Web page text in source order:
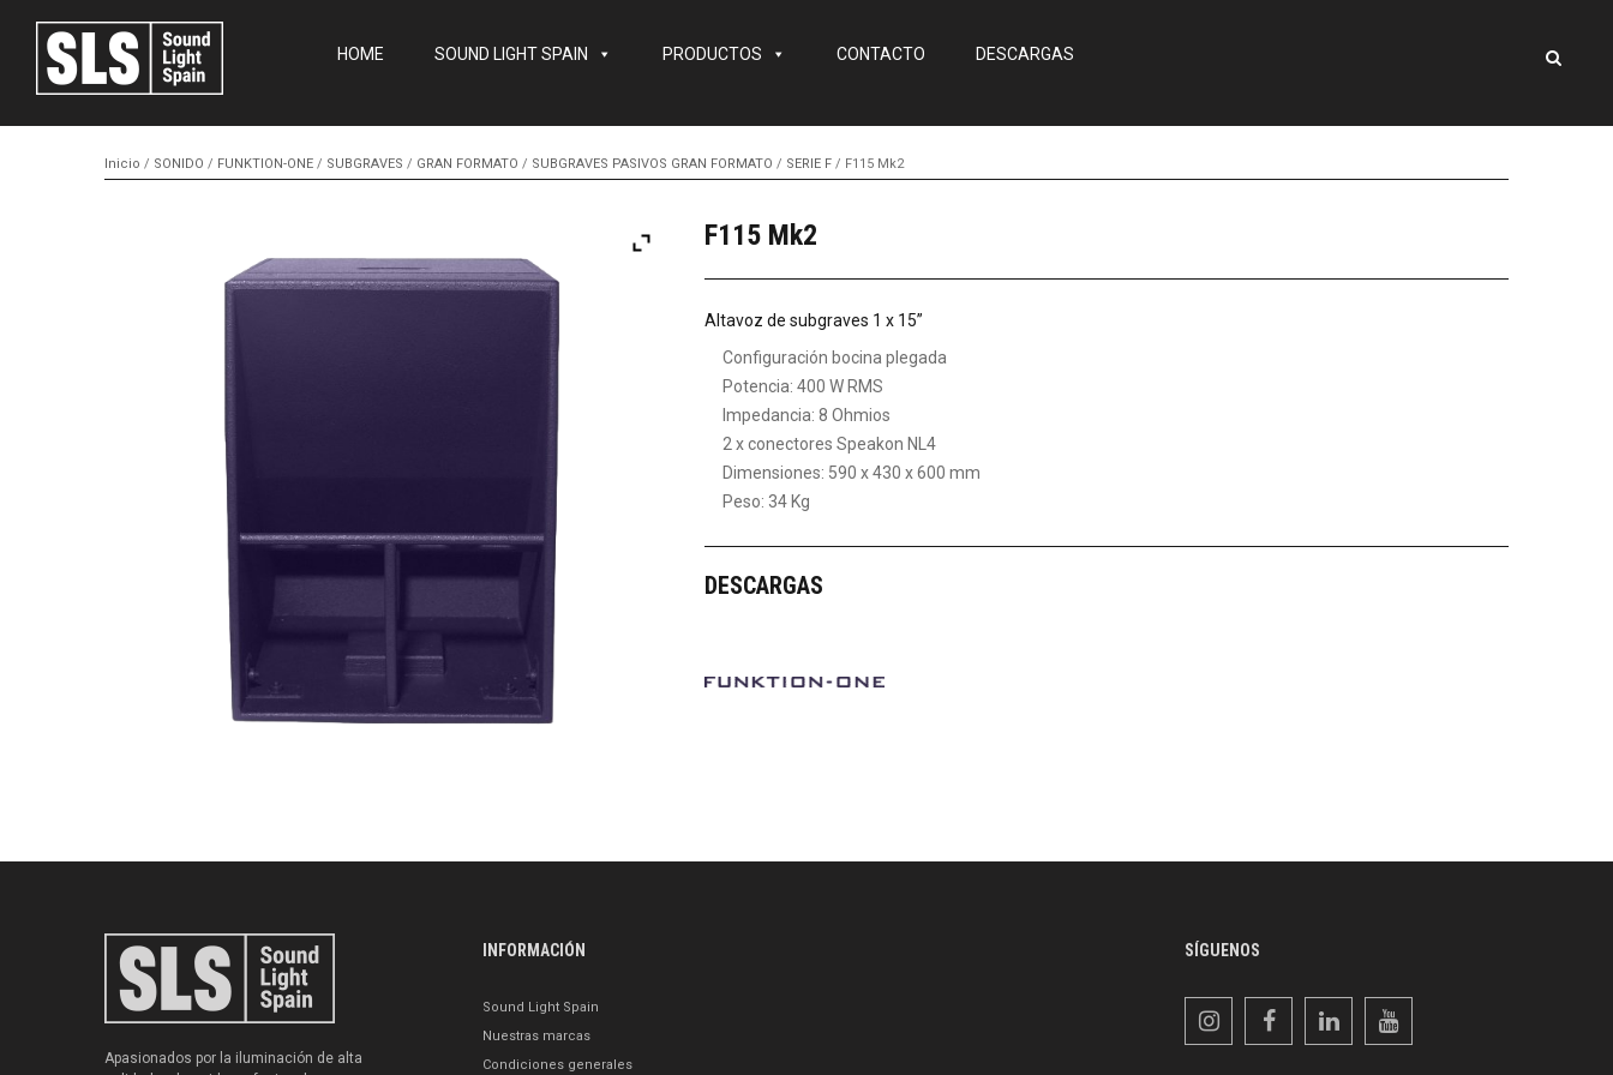
HOME SOUND LIGHT SPAIN PRODUCTOS CONTACTO DESCARGAS
Inicio / SONIDO / FUNKTION-ONE / SUBGRAVES / GRAN FORMATO / SUBGRAVES PASIVOS GRAN FORMATO / SERIE F / F115 Mk2
F115 Mk2
Altavoz de subgraves 1 x 15”
Configuración bocina plegada
Potencia: 400 W RMS
Impedancia: 8 Ohmios
2 x conectores Speakon NL4
Dimensiones: 590 x 430 x 600 mm
Peso: 34 Kg
DESCARGAS
Apasionados por la iluminación de alta
INFORMACIÓN
Sound Light Spain
Nuestras marcas
Condiciones generales
SÍGUENOS